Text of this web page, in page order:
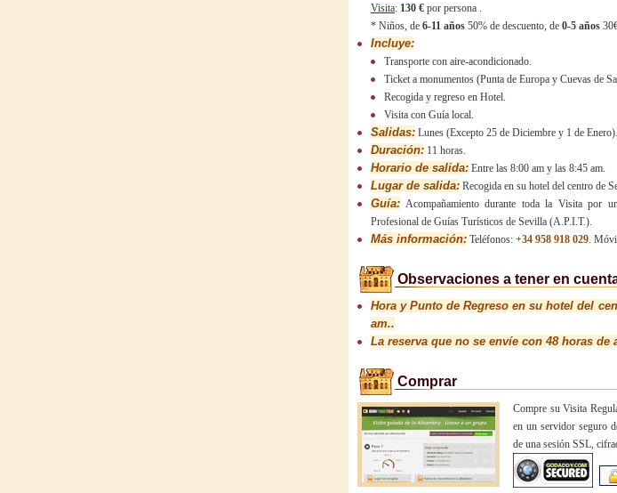
Visita: 130 € por persona .
* Niños, de 6-11 años 50% de descuento, de 0-5 años
Incluye:
Transporte con aire-acondicionado.
Ticket a monumentos (Punta de Europa y Cuevas de
Recogida y regreso en Hotel.
Visita con Guía local.
Salidas: Lunes (Excepto 25 de Diciembre y 1 de Enero).
Duración: 11 horas.
Horario de salida: Entre las 8:00 am y las 8:45 am.
Lugar de salida: Recogida en su hotel del centro de
Guía: Acompañamiento durante toda la Visita por
Profesional de Guías Turísticos de Sevilla (A.P.I.T.).
Más información: Teléfonos: +34 958 918 029.
Observaciones a tener en
Hora y Punto de Regreso en su hotel del
am..
La reserva que no se envíe con 48 horas de
Comprar
Compre su Visita
en un servidor seguro
de una sesión SSL,